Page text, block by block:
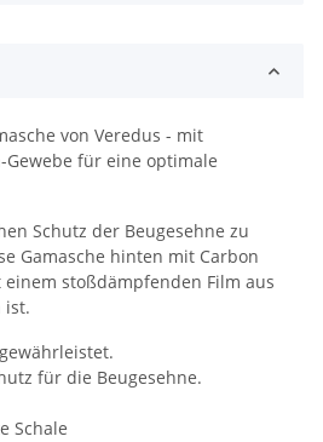
von Veredus - mit
Gewebe für eine optimale
Schutz der Beugesehne zu
Gamasche hinten mit Carbon
stoßdämpfenden Film aus
ist.
für die Beugesehne.
Schale